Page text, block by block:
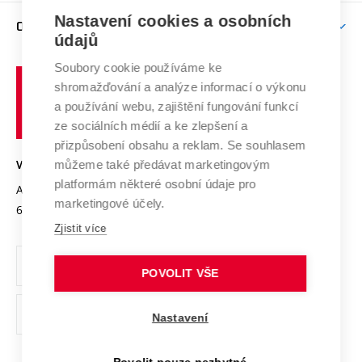
E-přihláška
Doktorské studium
Podpora podnikání
Mezinárodní vědecká rada
Systém zajišťování kvality výzkumu
Výzkumné infrastruktury
Transfer znalostí
Open Science
Projekty
Projekty ze strukturálních fondů
Specifický výzkum
Firemní spolupráce
Zahraniční spolupráce
Spolupráce se školami
Mezinárodní dohody
Univerzitní sítě
O UNIVERZITĚ
Profil univerzity
Udržitelná univerzita
Podnikavá univerzita / ContriBUTe
Bezpečná univerzita
Vyznamenání
Organizační struktura
Ochrana osobních údajů
odkaz)
učení
technické
Brně
VYSOKÉ UČENÍ TECHNICKÉ V BRNĚ
Antonínská 548/1
602 00 Brno
www.vut.cz
vut@vutbr.cz
Nastavení cookies a osobních
údajů
Soubory cookie používáme ke
shromažďování a analýze informací o výkonu
a používání webu, zajištění fungování funkcí
ze sociálních médií a ke zlepšení a
přizpůsobení obsahu a reklam. Se souhlasem
můžeme také předávat marketingovým
platformám některé osobní údaje pro
marketingové účely.
Zjistit více
POVOLIT VŠE
Nastavení